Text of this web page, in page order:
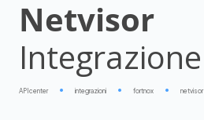
Netvisor
Integrazione
APIcenter integrazioni fortnox netvisor